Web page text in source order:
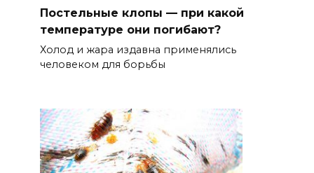
Постельные клопы — при какой
температуре они погибают?
Холод и жара издавна применялись
человеком для борьбы